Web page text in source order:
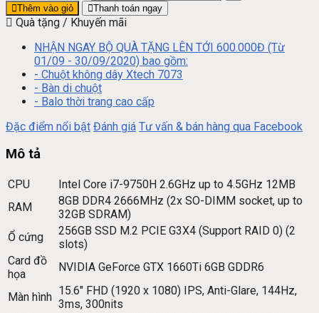
Thêm vào giỏ Thanh toán ngay
Quà tặng / Khuyến mãi
NHẬN NGAY BỘ QUÀ TẶNG LÊN TỚI 600.000Đ (Từ
01/09 - 30/09/2020) bao gồm:
- Chuột không dây Xtech 7073
- Bàn di chuột
- Balo thời trang cao cấp
Đặc điểm nổi bật Đánh giá Tư vấn & bán hàng qua Facebook
Mô tả
CPU
Intel Core i7-9750H 2.6GHz up to 4.5GHz 12MB
RAM
8GB DDR4 2666MHz (2x SO-DIMM socket, up to
32GB SDRAM)
Ổ cứng
256GB SSD M.2 PCIE G3X4 (Support RAID 0) (2
slots)
Card đồ
họa
NVIDIA GeForce GTX 1660Ti 6GB GDDR6
Màn hình 15.6″ FHD (1920 x 1080) IPS, Anti-Glare, 144Hz,
3ms, 300nits